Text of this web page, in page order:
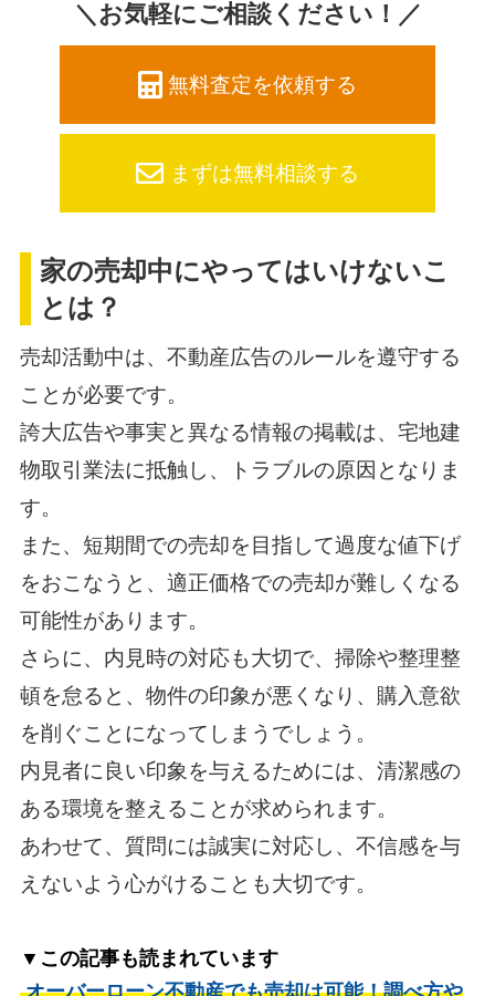
＼お気軽にご相談ください！／
無料査定を依頼する
まずは無料相談する
家の売却中にやってはいけないこ
とは？
売却活動中は、不動産広告のルールを遵守する
ことが必要です。
誇大広告や事実と異なる情報の掲載は、宅地建
物取引業法に抵触し、トラブルの原因となりま
す。
また、短期間での売却を目指して過度な値下げ
をおこなうと、適正価格での売却が難しくなる
可能性があります。
さらに、内見時の対応も大切で、掃除や整理整
頓を怠ると、物件の印象が悪くなり、購入意欲
を削ぐことになってしまうでしょう。
内見者に良い印象を与えるためには、清潔感の
ある環境を整えることが求められます。
あわせて、質問には誠実に対応し、不信感を与
えないよう心がけることも大切です。
▼この記事も読まれています